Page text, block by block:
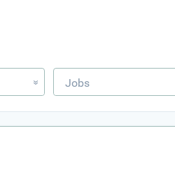
» Jobs